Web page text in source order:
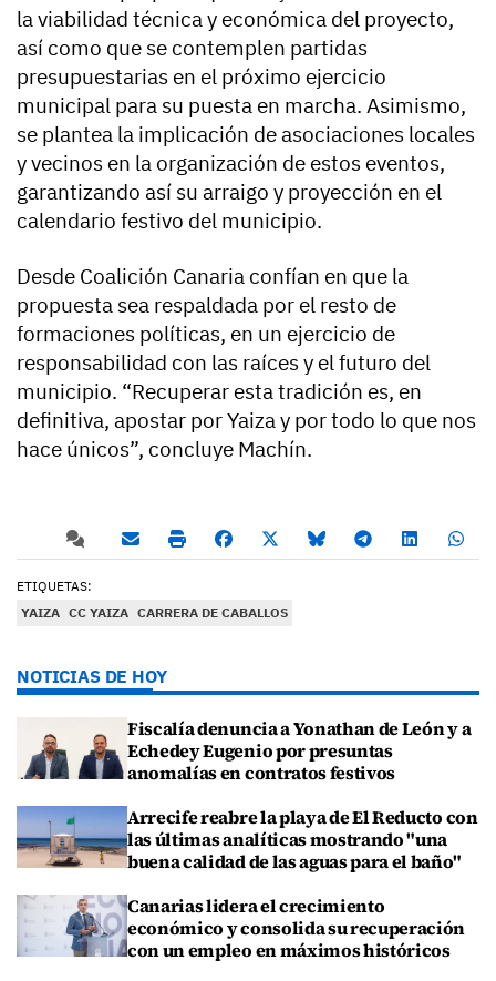
la viabilidad técnica y económica del proyecto,
así como que se contemplen partidas
presupuestarias en el próximo ejercicio
municipal para su puesta en marcha. Asimismo,
se plantea la implicación de asociaciones locales
y vecinos en la organización de estos eventos,
garantizando así su arraigo y proyección en el
calendario festivo del municipio.
Desde Coalición Canaria confían en que la
propuesta sea respaldada por el resto de
formaciones políticas, en un ejercicio de
responsabilidad con las raíces y el futuro del
municipio. “Recuperar esta tradición es, en
definitiva, apostar por Yaiza y por todo lo que nos
hace únicos”, concluye Machín.
ETIQUETAS:
YAIZA CC YAIZA CARRERA DE CABALLOS
NOTICIAS DE HOY
Fiscalía denuncia a Yonathan de León y a
Echedey Eugenio por presuntas
anomalías en contratos festivos
Arrecife reabre la playa de El Reducto con
las últimas analíticas mostrando "una
buena calidad de las aguas para el baño"
Canarias lidera el crecimiento
económico y consolida su recuperación
con un empleo en máximos históricos